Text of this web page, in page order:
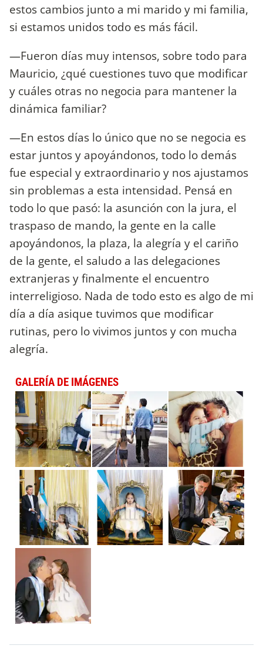
estos cambios junto a mi marido y mi familia,
si estamos unidos todo es más fácil.
—Fueron días muy intensos, sobre todo para
Mauricio, ¿qué cuestiones tuvo que modificar
y cuáles otras no negocia para mantener la
dinámica familiar?
—En estos días lo único que no se negocia es
estar juntos y apoyándonos, todo lo demás
fue especial y extraordinario y nos ajustamos
sin problemas a esta intensidad. Pensá en
todo lo que pasó: la asunción con la jura, el
traspaso de mando, la gente en la calle
apoyándonos, la plaza, la alegría y el cariño
de la gente, el saludo a las delegaciones
extranjeras y finalmente el encuentro
interreligioso. Nada de todo esto es algo de mi
día a día asique tuvimos que modificar
rutinas, pero lo vivimos juntos y con mucha
alegría.
GALERÍA DE IMÁGENES